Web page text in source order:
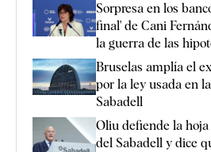
Sorpresa en los
final' de Cani
la guerra de las
Bruselas amplía el
por la ley usada en
Sabadell
Oliu defiende la
del Sabadell y dice